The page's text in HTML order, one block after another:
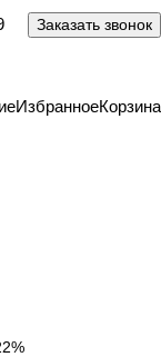
Заказать звонок
ИзбранноеКорзина